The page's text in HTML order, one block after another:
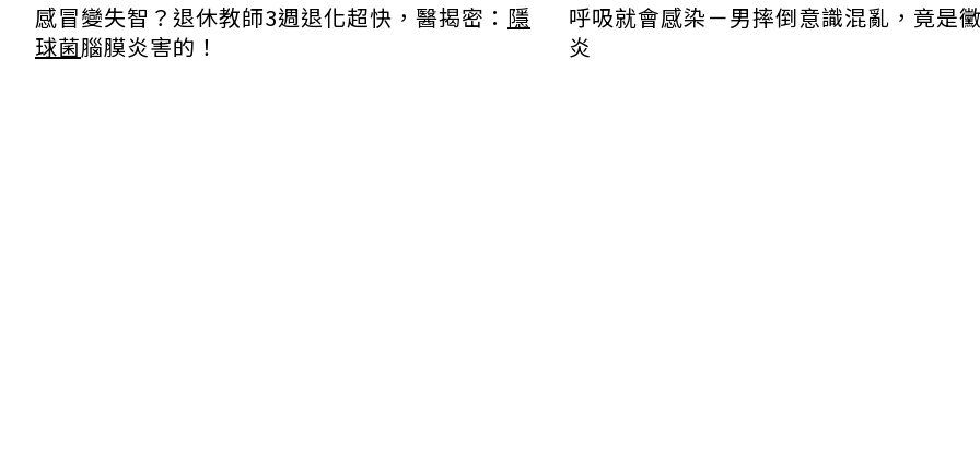
感冒變失智？退休教師3週退化超快，醫揭密： 隱
球菌腦膜炎害的！
呼吸就會感染－男摔倒意識混亂，竟是
炎